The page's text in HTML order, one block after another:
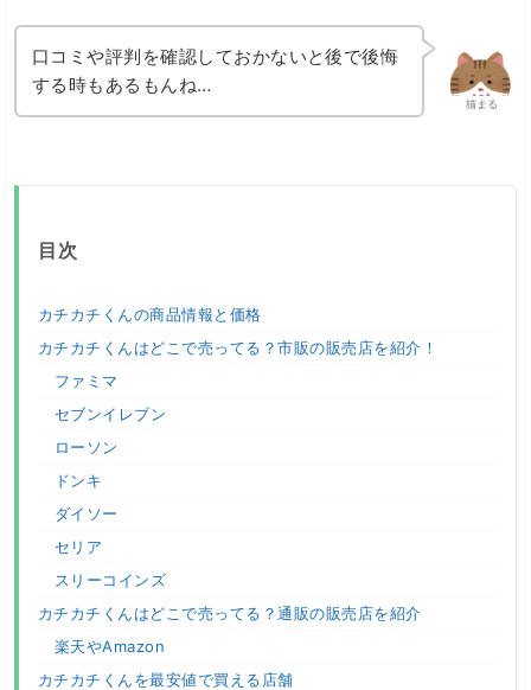
猫まる
口コミや評判を確認しておかないと後で後悔
する時もあるもんね…
目次
カチカチくんの商品情報と価格
カチカチくんはどこで売ってる？市販の販売店を紹介！
ファミマ
セブンイレブン
ローソン
ドンキ
ダイソー
セリア
スリーコインズ
カチカチくんはどこで売ってる？通販の販売店を紹介
楽天やAmazon
カチカチくんを最安値で買える店舗